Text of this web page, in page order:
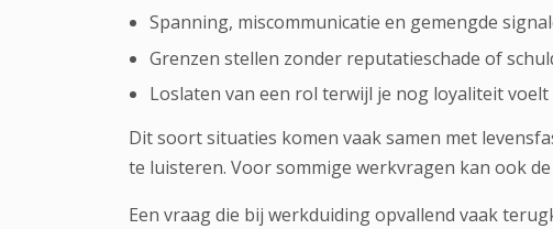
Spanning, miscommunicatie en gemengde
Grenzen stellen zonder reputatieschade of
Loslaten van een rol terwijl je nog loyaliteit voelt
Dit soort situaties komen vaak samen met
te luisteren. Voor sommige werkvragen kan ook
Een vraag die bij werkduiding opvallend vaak